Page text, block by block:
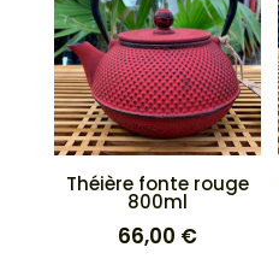
Théière fonte rouge
800ml
66,00 €